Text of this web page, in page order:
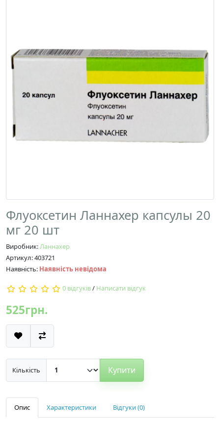
Флуоксетин Ланнахер капсулы 20
мг 20 шт
Виробник:Ланнахер
Артикул: 403721
Наявність: Наявність невідома
0 відгуків/ Написати відгук
525грн.
Кількість Купити
Опис Характеристики Відгуки (0)